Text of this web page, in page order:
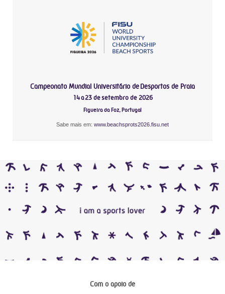
Campeonato Mundial Universitário de Desportos de Praia
14 a 23 de setembro de 2026
Figueira da Foz, Portugal
Sabe mais em: www.beachsprots2026.fisu.net
Com o apoio de